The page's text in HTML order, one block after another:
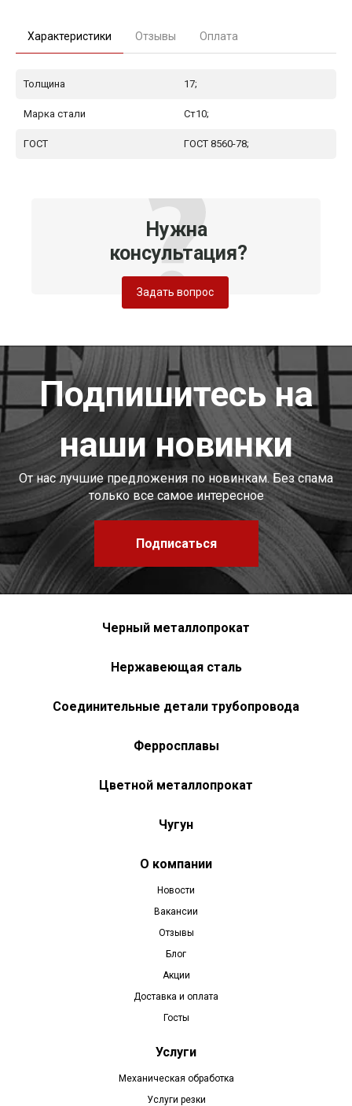
Характеристики Отзывы Оплата
Толщина 17;
Марка стали Ст10;
ГОСТ ГОСТ 8560-78;
Нужна
консультация?
Задать вопрос
Подпишитесь на
наши новинки
От нас лучшие предложения по новинкам. Без спама
только все самое интересное
Подписаться
Черный металлопрокат
Нержавеющая сталь
Соединительные детали трубопровода
Ферросплавы
Цветной металлопрокат
Чугун
О компании
Новости
Вакансии
Отзывы
Блог
Акции
Доставка и оплата
Госты
Услуги
Механическая обработка
Услуги резки